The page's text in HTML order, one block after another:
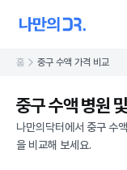
홈 중구 수액 가격 비교
중구 수액 병원
나만의닥터에서 중구 수
을 비교해 보세요.